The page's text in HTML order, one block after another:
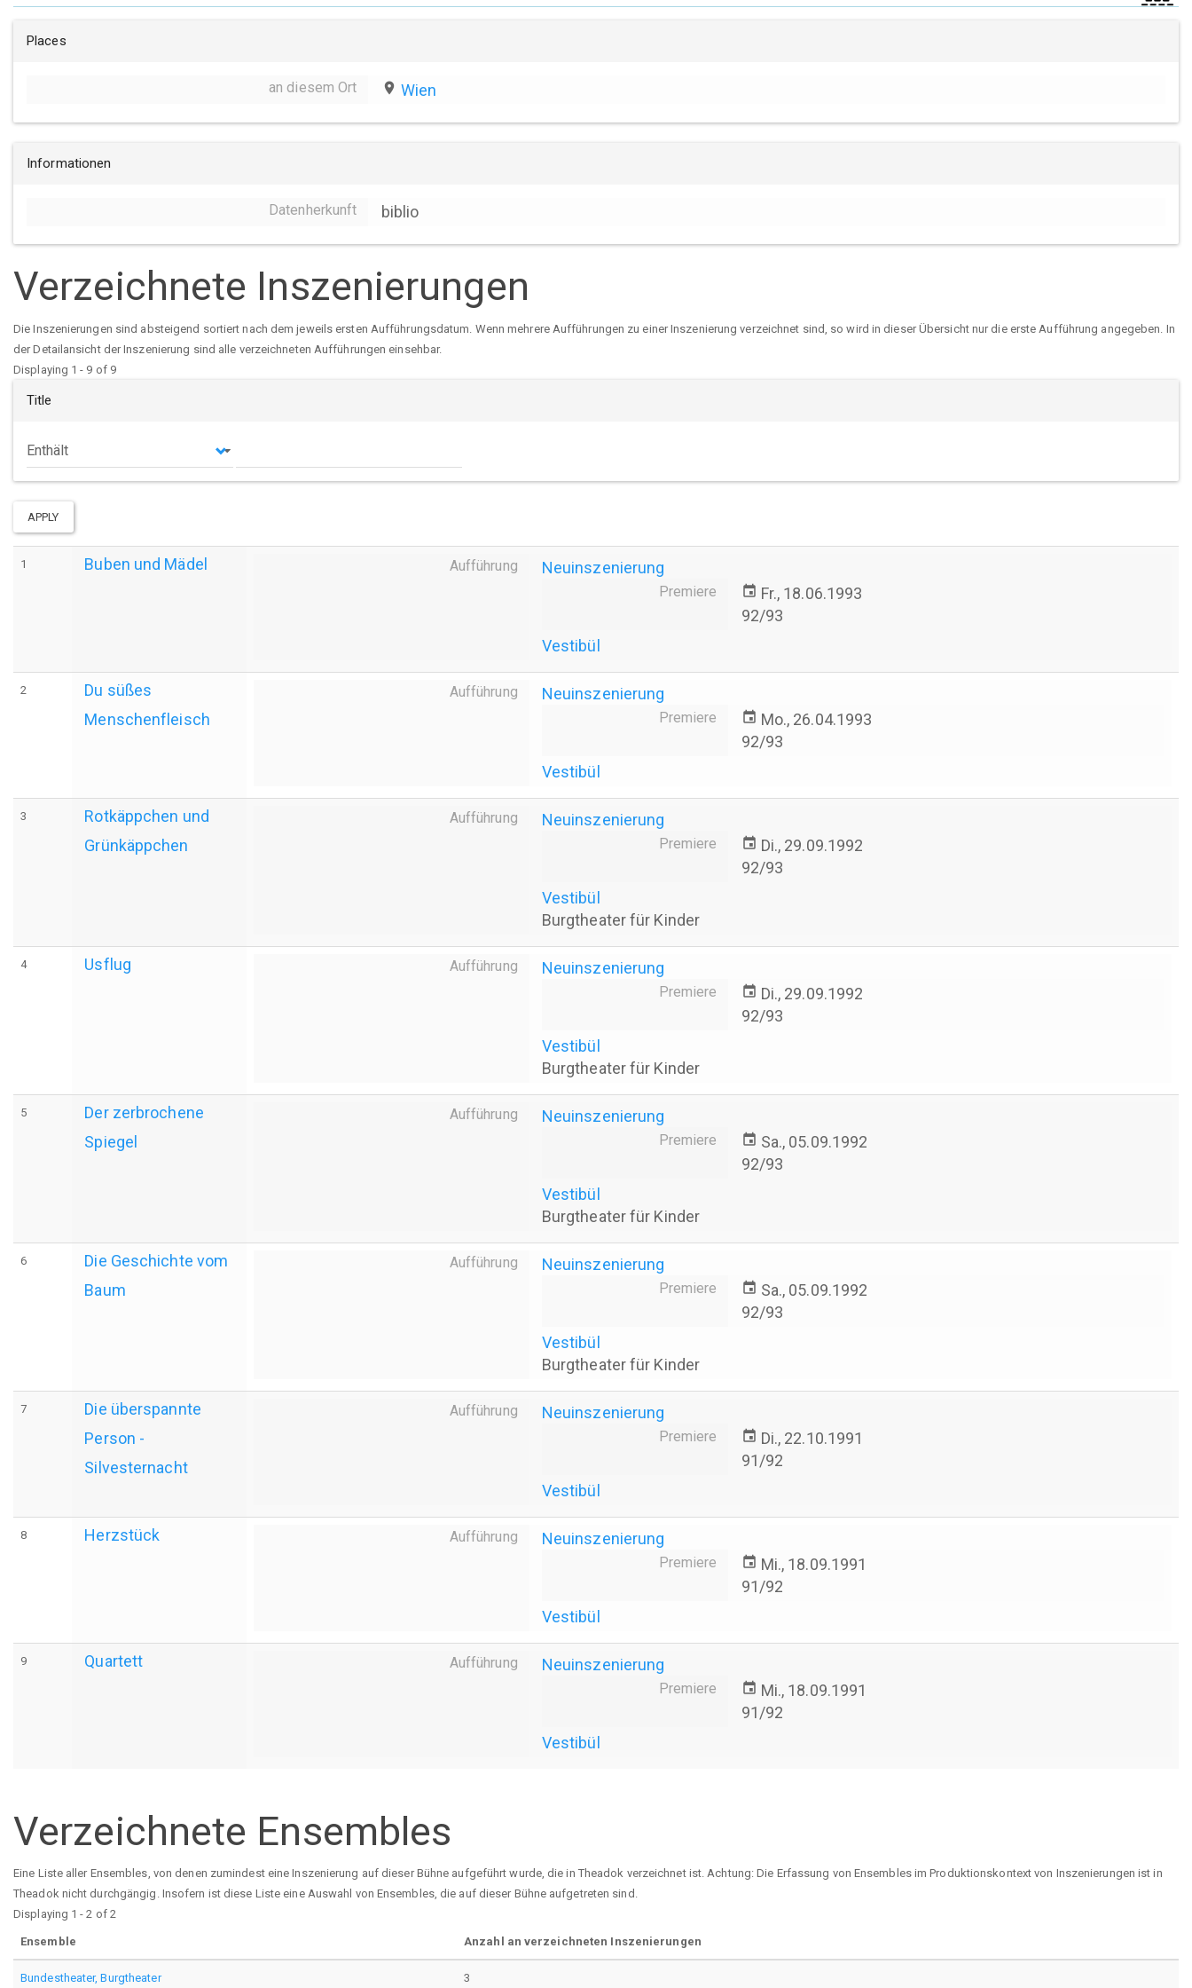
Places
an diesem Ort place Wien
Informationen
Datenherkunft biblio
Verzeichnete Inszenierungen
Die Inszenierungen sind absteigend sortiert nach dem jeweils ersten Aufführungsdatum. Wenn mehrere Aufführungen zu einer Inszenierung verzeichnet sind, so wird in dieser Übersicht nur die erste Aufführung angegeben. In
der Detailansicht der Inszenierung sind alle verzeichneten Aufführungen einsehbar.
Displaying 1 - 9 of 9
Title
Operator
APPLY
1 Buben und Mädel Aufführung Neuinszenierung
Premiere event Fr., 18.06.1993
92/93
Vestibül
2
Du süßes
Menschenfleisch
Aufführung Neuinszenierung
Premiere event Mo., 26.04.1993
92/93
Vestibül
3
Rotkäppchen und
Grünkäppchen
Aufführung Neuinszenierung
Premiere event Di., 29.09.1992
92/93
Vestibül
Burgtheater für Kinder
4 Usflug Aufführung Neuinszenierung
Premiere event Di., 29.09.1992
92/93
Vestibül
Burgtheater für Kinder
5
Der zerbrochene
Spiegel
Aufführung Neuinszenierung
Premiere event Sa., 05.09.1992
92/93
Vestibül
Burgtheater für Kinder
6
Die Geschichte vom
Baum
Aufführung Neuinszenierung
Premiere event Sa., 05.09.1992
92/93
Vestibül
Burgtheater für Kinder
7
Die überspannte
Person -
Silvesternacht
Aufführung Neuinszenierung
Premiere event Di., 22.10.1991
91/92
Vestibül
8 Herzstück Aufführung Neuinszenierung
Premiere event Mi., 18.09.1991
91/92
Vestibül
9 Quartett Aufführung Neuinszenierung
Premiere event Mi., 18.09.1991
91/92
Vestibül
Verzeichnete Ensembles
Eine Liste aller Ensembles, von denen zumindest eine Inszenierung auf dieser Bühne aufgeführt wurde, die in Theadok verzeichnet ist. Achtung: Die Erfassung von Ensembles im Produktionskontext von Inszenierungen ist in
Theadok nicht durchgängig. Insofern ist diese Liste eine Auswahl von Ensembles, die auf dieser Bühne aufgetreten sind.
Displaying 1 - 2 of 2
Ensemble Anzahl an verzeichneten Inszenierungen
Bundestheater, Burgtheater 3